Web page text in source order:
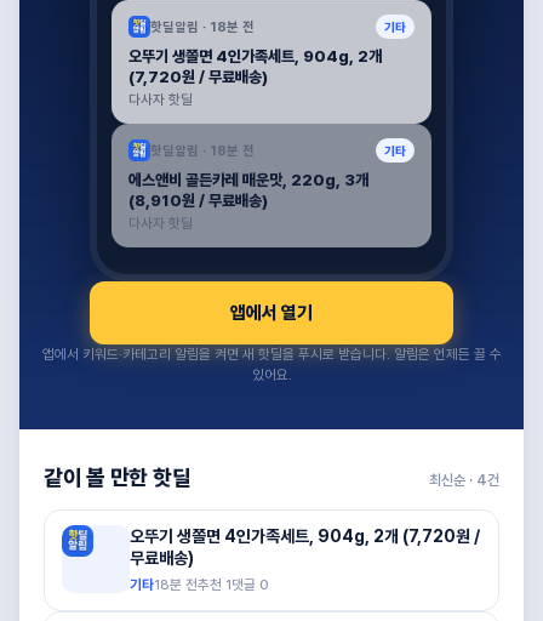
핫딜알림 · 18분 전 기타
오뚜기 생쫄면 4인가족세트, 904g, 2개
(7,720원 / 무료배송)
다사자 핫딜
핫딜알림 · 18분 전 기타
에스앤비 골든카레 매운맛, 220g, 3개
(8,910원 / 무료배송)
다사자 핫딜
앱에서 열기
앱에서 키워드·카테고리 알림을 켜면 새 핫딜을 푸시로 받습니다. 알림은 언제든 끌 수
있어요.
같이 볼 만한 핫딜 최신순 · 4건
오뚜기 생쫄면 4인가족세트, 904g, 2개 (7,720원 /
무료배송)
기타18분 전추천 1댓글 0